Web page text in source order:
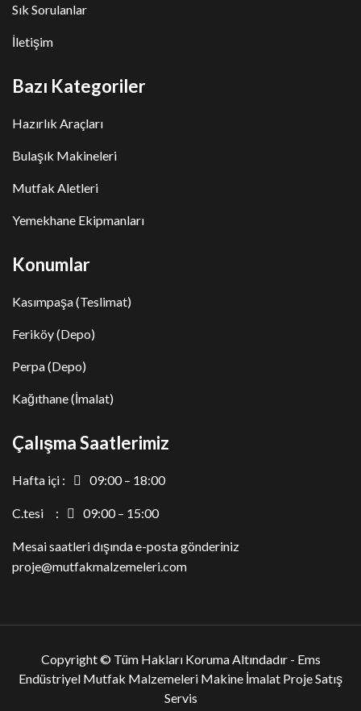
Sık Sorulanlar
İletişim
Bazı Kategoriler
Hazırlık Araçları
Bulaşık Makineleri
Mutfak Aletleri
Yemekhane Ekipmanları
Konumlar
Kasımpaşa (Teslimat)
Feriköy (Depo)
Perpa (Depo)
Kağıthane (İmalat)
Çalışma Saatlerimiz
Hafta içi : 09:00 – 18:00
C.tesi : 09:00 – 15:00
Mesai saatleri dışında e-posta gönderiniz
proje@mutfakmalzemeleri.com
Copyright © Tüm Hakları Koruma Altındadır - Ems
Endüstriyel Mutfak Malzemeleri Makine İmalat Proje Satış
Servis